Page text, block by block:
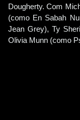
Dougherty. Com
(como En Sabah
Jean Grey), Ty
Olivia Munn (como